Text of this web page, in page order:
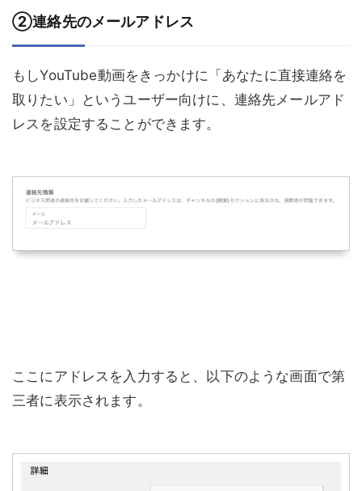
②連絡先のメールアドレス
もしYouTube動画をきっかけに「あなたに直接連絡を
取りたい」というユーザー向けに、連絡先メールアド
レスを設定することができます。
ここにアドレスを入力すると、以下のような画面で第
三者に表示されます。